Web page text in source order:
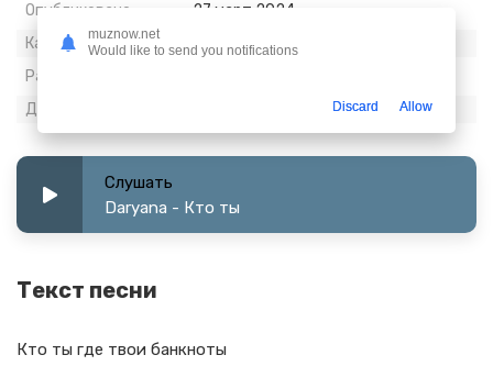
Опубликовано:
27 март 2024
Качество:
320 kbps, Stereo
Размер:
Длительность:
Слушать
Daryana - Кто ты
Текст песни
Кто ты где твои банкноты
muznow.net
Would like to send you notifications
Discard Allow